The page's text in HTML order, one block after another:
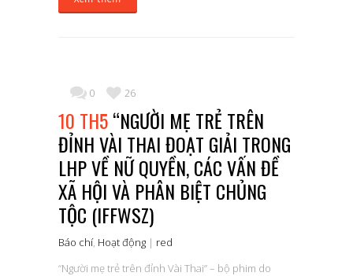
0 26
10 TH5“NGƯỜI MẸ TRẺ TRÊN
ĐỈNH VÀI THAI ĐOẠT GIẢI TRONG
LHP VỀ NỮ QUYỀN, CÁC VẤN ĐỀ
XÃ HỘI VÀ PHÂN BIỆT CHỦNG
TỘC (IFFWSZ)
Báo chí, Hoạt động | red
“Người mẹ trẻ trên đỉnh Vài Thai” – bộ phim do